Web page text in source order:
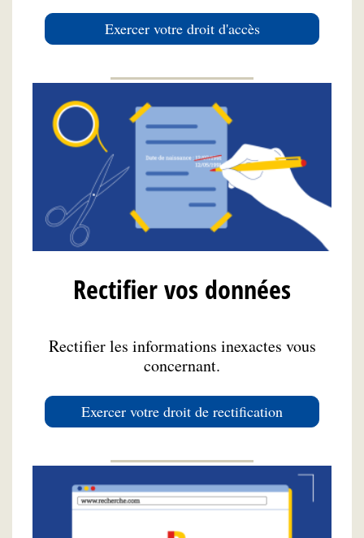
Exercer votre droit d'accès
Rectifier vos données
Rectifier les informations inexactes vous
concernant.
Exercer votre droit de rectification